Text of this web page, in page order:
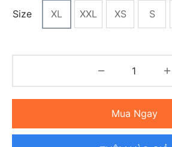
Size XL XXL XS S
Mua Ngay